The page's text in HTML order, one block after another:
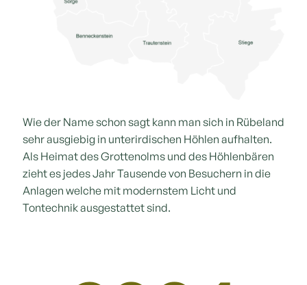
Wie der Name schon sagt kann man sich in Rübeland
sehr ausgiebig in unterirdischen Höhlen aufhalten.
Als Heimat des Grottenolms und des Höhlenbären
zieht es jedes Jahr Tausende von Besuchern in die
Anlagen welche mit modernstem Licht und
Tontechnik ausgestattet sind.